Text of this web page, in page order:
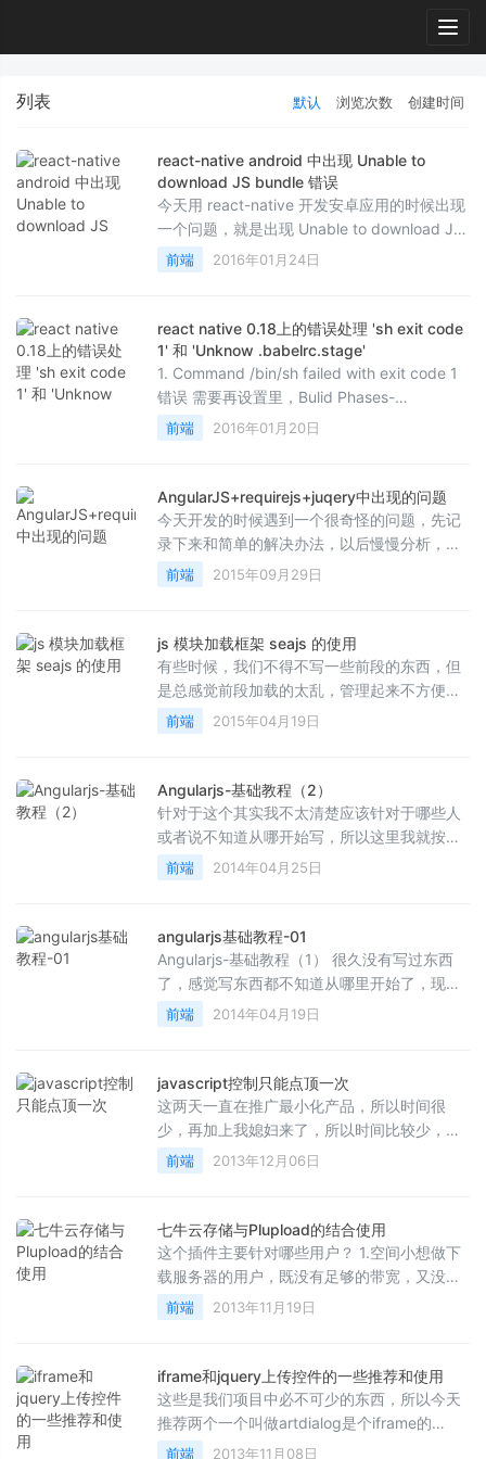
列表 默认 浏览次数 创建时间
react-native android 中出现 Unable to
download JS bundle 错误
今天用 react-native 开发安卓应用的时候出现
一个问题，就是出现 Unable to download JS
bundle 的错误，其实这个很简单就能解决了。
cd ...
前端 2016年01月24日
react native 0.18上的错误处理 'sh exit code
1' 和 'Unknow .babelrc.stage'
1. Command /bin/sh failed with exit code 1
错误 需要再设置里，Bulid Phases-
&gt;Bundle React Native code and images
中勾选 Run scri...
前端 2016年01月20日
AngularJS+requirejs+juqery中出现的问题
今天开发的时候遇到一个很奇怪的问题，先记
录下来和简单的解决办法，以后慢慢分析，今
天使用require.js来加在AngularJS的时候，只
要require了Jqu...
前端 2015年09月29日
js 模块加载框架 seajs 的使用
有些时候，我们不得不写一些前段的东西，但
是总感觉前段加载的太乱，管理起来不方便，
加载也是问题，其实以前不会写页面，但是偶
然机会开始一直...
前端 2015年04月19日
Angularjs-基础教程（2）
针对于这个其实我不太清楚应该针对于哪些人
或者说不知道从哪开始写，所以这里我就按照
一种简单的思路开始写 1.angular.element
2.angular.Bo...
前端 2014年04月25日
angularjs基础教程-01
Angularjs-基础教程（1） 很久没有写过东西
了，感觉写东西都不知道从哪里开始了，现在
还是先写点技术性的吧，angularjs--我兄弟把
它叫成“俺哥啦js...
前端 2014年04月19日
javascript控制只能点顶一次
这两天一直在推广最小化产品，所以时间很
少，再加上我媳妇来了，所以时间比较少，多
陪陪家人！我知道很多人在网站开发的时候其
实需要这个功能的...
前端 2013年12月06日
七牛云存储与Plupload的结合使用
这个插件主要针对哪些用户？ 1.空间小想做下
载服务器的用户，既没有足够的带宽，又没有
足够大的空间，我们这个怎么弄呢？将我们的
网站做成中间...
前端 2013年11月19日
iframe和jquery上传控件的一些推荐和使用
这些是我们项目中必不可少的东西，所以今天
推荐两个一个叫做artdialog是个iframe的
jquery插件，一个叫jquery file upload,我看网
前端 2013年11月08日